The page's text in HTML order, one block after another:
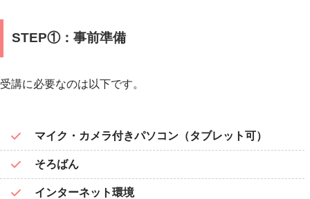
STEP①：事前準備
受講に必要なのは以下です。
マイク・カメラ付きパソコン（タブレット可）
そろばん
インターネット環境